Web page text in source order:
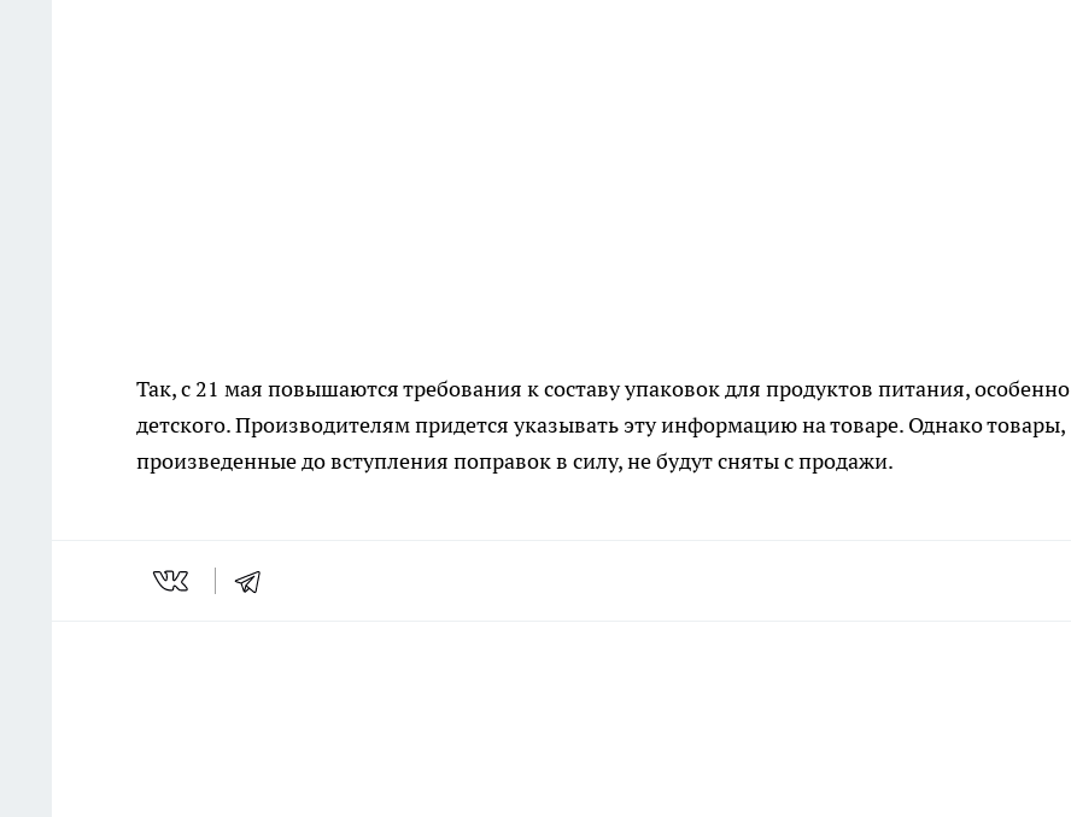
Так, с 21 мая повышаются требования к составу упаковок для продуктов питания, особенно
детского. Производителям придется указывать эту информацию на товаре. Однако товары,
произведенные до вступления поправок в силу, не будут сняты с продажи.